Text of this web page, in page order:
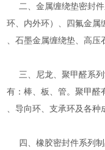
二、金属缠绕垫密封件
环、内外环）、四氟金属
、石墨金属缠绕垫、高压
三、尼龙、聚甲醛系列
有：棒、板、管。聚甲醛
、导向环、支承环及各种
四、橡胶密封件系列制